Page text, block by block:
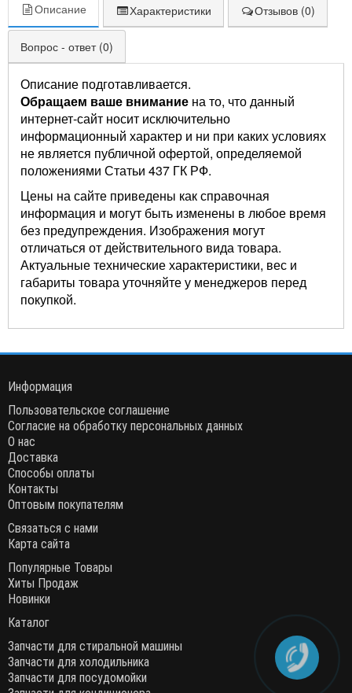
Описание Характеристики Отзывов (0)
Вопрос - ответ (0)
Описание подготавливается.
Обращаем ваше внимание на то, что данный
интернет-сайт носит исключительно
информационный характер и ни при каких условиях
не является публичной офертой, определяемой
положениями Статьи 437 ГК РФ.
Цены на сайте приведены как справочная
информация и могут быть изменены в любое время
без предупреждения. Изображения могут
отличаться от действительного вида товара.
Актуальные технические характеристики, вес и
габариты товара уточняйте у менеджеров перед
покупкой.
Информация
Пользовательское соглашение
Согласие на обработку персональных данных
О нас
Доставка
Способы оплаты
Контакты
Оптовым покупателям
Связаться с нами
Карта сайта
Популярные Товары
Хиты Продаж
Новинки
Каталог
Запчасти для стиральной машины
Запчасти для холодильника
Запчасти для посудомойки